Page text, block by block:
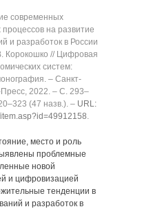
современных
на развитие
и разработок в России
Корокошко // Цифровая
систем:
‒ Санкт-
2022. ‒ C. 293‒
(47 назв.). ‒ URL:
.
место и роль
проблемные
новой
и цифровизацией
тенденции в
и разработок в